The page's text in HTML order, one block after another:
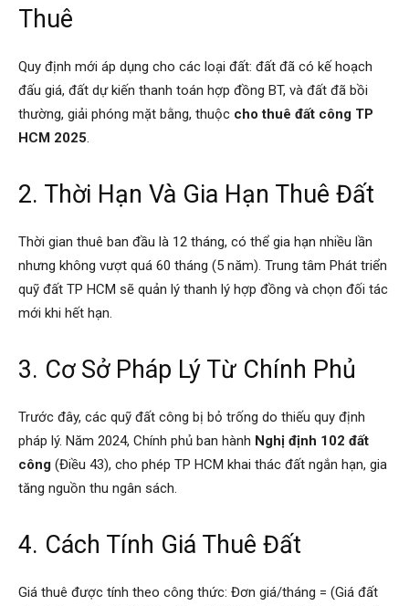
Thuê
Quy định mới áp dụng cho các loại đất: đất đã có kế hoạch
đấu giá, đất dự kiến thanh toán hợp đồng BT, và đất đã bồi
thường, giải phóng mặt bằng, thuộc cho thuê đất công TP
HCM 2025.
2. Thời Hạn Và Gia Hạn Thuê Đất
Thời gian thuê ban đầu là 12 tháng, có thể gia hạn nhiều lần
nhưng không vượt quá 60 tháng (5 năm). Trung tâm Phát triển
quỹ đất TP HCM sẽ quản lý thanh lý hợp đồng và chọn đối tác
mới khi hết hạn.
3. Cơ Sở Pháp Lý Từ Chính Phủ
Trước đây, các quỹ đất công bị bỏ trống do thiếu quy định
pháp lý. Năm 2024, Chính phủ ban hành Nghị định 102 đất
công (Điều 43), cho phép TP HCM khai thác đất ngắn hạn, gia
tăng nguồn thu ngân sách.
4. Cách Tính Giá Thuê Đất
Giá thuê được tính theo công thức: Đơn giá/tháng = (Giá đất